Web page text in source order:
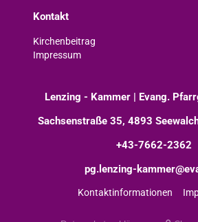
Kontakt
Kirchenbeitrag
Impressum
Lenzing - Kammer | Evang.
Sachsenstraße 35, 4893
+43-7662-2362
pg.lenzing-
Kontaktinformationen